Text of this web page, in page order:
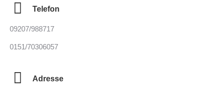
Telefon
09207/988717
0151/70306057
Adresse